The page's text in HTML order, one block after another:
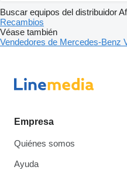
Buscar equipos del distribuidor
Recambios
Véase también
Vendedores de Mercedes-Benz
Empresa
Quiénes somos
Ayuda